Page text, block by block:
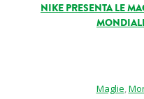
NIKE PRESENTA LE
Maglie,